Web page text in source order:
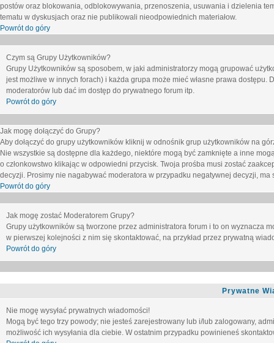
postów oraz blokowania, odblokowywania, przenoszenia, usuwania i dzielenia
tematu w dyskusjach oraz nie publikowali nieodpowiednich materiałow.
Powrót do góry
Czym są Grupy Użytkowników?
Grupy Użytkowników są sposobem, w jaki administratorzy mogą grupować
jest możliwe w innych forach) i każda grupa może mieć własne prawa
moderatorów lub dać im dostęp do prywatnego forum itp.
Powrót do góry
Jak mogę dołączyć do Grupy?
Aby dołączyć do grupy użytkowników kliknij w odnośnik grup użytkowników na
Nie wszystkie są dostępne dla każdego, niektóre mogą być zamknięte a inne
o członkowstwo klikając w odpowiedni przycisk. Twoja prośba musi zostać
decyzji. Prosimy nie nagabywać moderatora w przypadku negatywnej decyzji, ma
Powrót do góry
Jak mogę zostać Moderatorem Grupy?
Grupy użytkowników są tworzone przez administratora forum i to on wyznacza
w pierwszej kolejności z nim się skontaktować, na przykład przez prywatną
Powrót do góry
Prywatne
Nie mogę wysyłać prywatnych wiadomości!
Mogą być tego trzy powody; nie jesteś zarejestrowany lub i/lub zalogowany,
możliwość ich wysyłania dla ciebie. W ostatnim przypadku powinieneś